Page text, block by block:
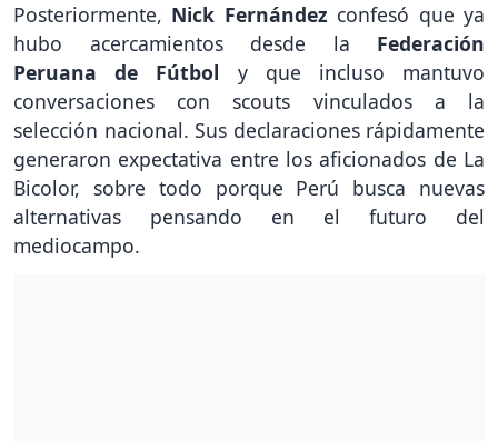
Posteriormente, Nick Fernández confesó que ya
hubo acercamientos desde la Federación
Peruana de Fútbol y que incluso mantuvo
conversaciones con scouts vinculados a la
selección nacional. Sus declaraciones rápidamente
generaron expectativa entre los aficionados de La
Bicolor, sobre todo porque Perú busca nuevas
alternativas pensando en el futuro del
mediocampo.